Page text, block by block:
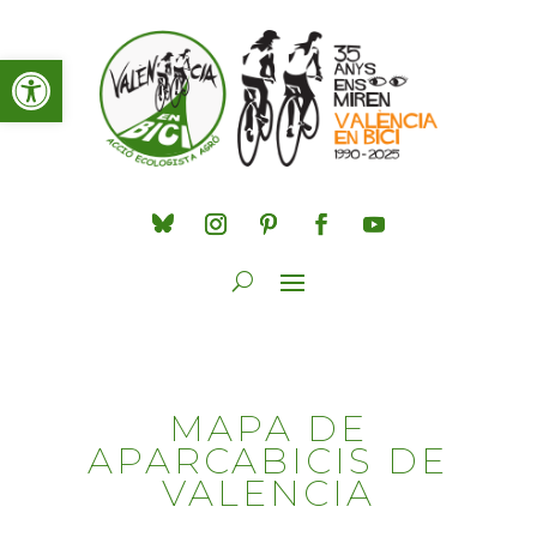
Obre la barra d'eines
MAPA DE
APARCABICIS DE
VALENCIA